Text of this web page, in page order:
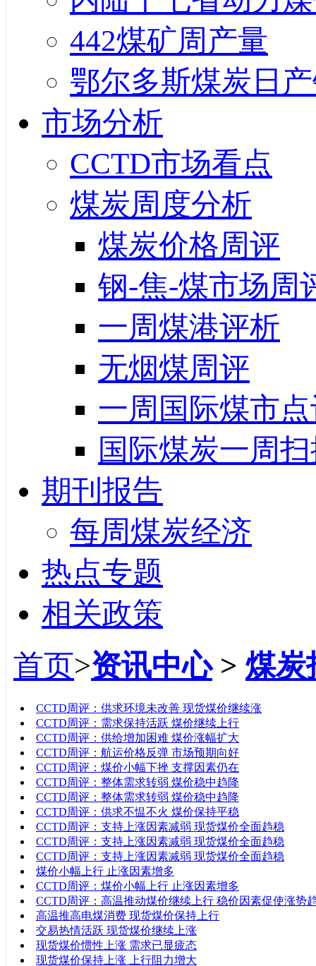
442煤矿周产量
鄂尔多斯煤炭日
市场分析
CCTD市场看点
煤炭周度分析
煤炭价格周评
钢-焦-煤市场周
一周煤港评析
无烟煤周评
一周国际煤市
国际煤炭一周
期刊报告
每周煤炭经济
热点专题
相关政策
首页>资讯中心> 煤炭
CCTD周评：供求环境未改善 现货煤价继续涨
CCTD周评：需求保持活跃 煤价继续上行
CCTD周评：供给增加困难 煤价涨幅扩大
CCTD周评：航运价格反弹 市场预期向好
CCTD周评：煤价小幅下挫 支撑因素仍在
CCTD周评：整体需求转弱 煤价稳中趋降
CCTD周评：整体需求转弱 煤价稳中趋降
CCTD周评：供求不愠不火 煤价保持平稳
CCTD周评：支持上涨因素减弱 现货煤价全面趋稳
CCTD周评：支持上涨因素减弱 现货煤价全面趋稳
CCTD周评：支持上涨因素减弱 现货煤价全面趋稳
煤价小幅上行 止涨因素增多
CCTD周评：煤价小幅上行 止涨因素增多
CCTD周评：高温推动煤价继续上行 稳价因素促使涨势
高温推高电煤消费 现货煤价保持上行
交易热情活跃 现货煤价继续上涨
现货煤价惯性上涨 需求已显疲态
现货煤价保持上涨 上行阻力增大